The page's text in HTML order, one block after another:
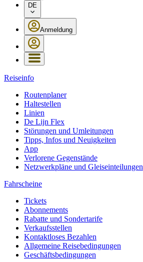
DE
Anmeldung
Reiseinfo
Routenplaner
Haltestellen
Linien
De Lijn Flex
Störungen und Umleitungen
Tipps, Infos und Neuigkeiten
App
Verlorene Gegenstände
Netzwerkpläne und Gleiseinteilungen
Fahrscheine
Tickets
Abonnements
Rabatte und Sondertarife
Verkaufsstellen
Kontaktloses Bezahlen
Allgemeine Reisebedingungen
Geschäftsbedingungen